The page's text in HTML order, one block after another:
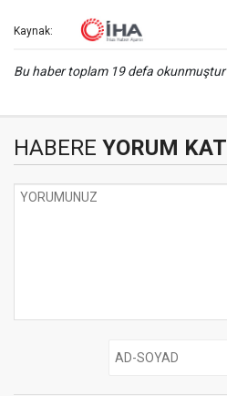
Kaynak:
Bu haber toplam 19 defa okunmuştur
HABERE YORUM KAT